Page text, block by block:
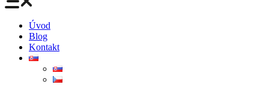
Úvod
Blog
Kontakt